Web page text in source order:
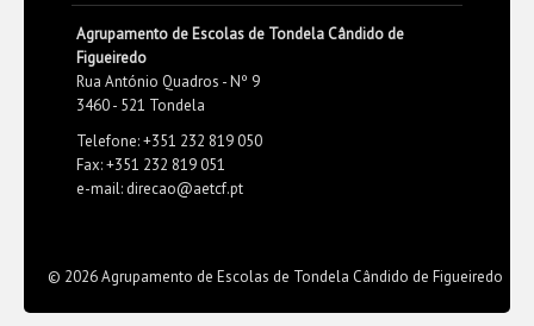
Agrupamento de Escolas de Tondela Cândido de
Figueiredo
Rua António Quadros - Nº 9
3460 - 521 Tondela
Telefone: +351 232 819 050
Fax: +351 232 819 051
e-mail: direcao@aetcf.pt
© 2026 Agrupamento de Escolas de Tondela Cândido de Figueiredo